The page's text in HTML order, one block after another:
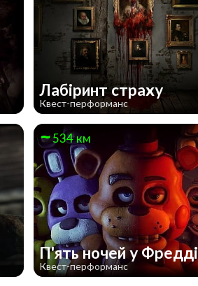
Лабіринт страху
Квест-перформанс
534 км
П'ять ночей у Фредді
Квест-перформанс